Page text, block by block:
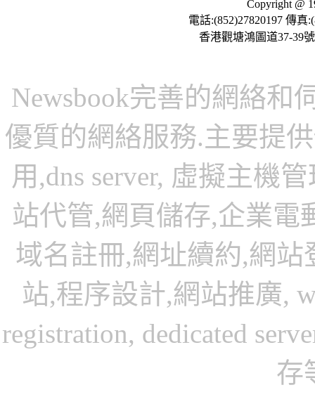
Copyright @
電話:(852)27820197 傳真
香港觀塘鴻圖道37-39
Newsbook完善的網絡和
優質的網絡服務.主要提
用,dns server, 虛擬主機
站代管,網頁儲存,企業電
域名註冊,網址續約,網站
站,程序設計,網站推廣,
registration, dedicated
存